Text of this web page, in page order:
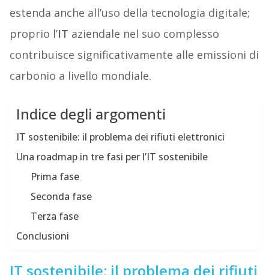
estenda anche all’uso della tecnologia digitale;
proprio l’IT aziendale nel suo complesso
contribuisce significativamente alle emissioni di
carbonio a livello mondiale.
Indice degli argomenti
IT sostenibile: il problema dei rifiuti elettronici
Una roadmap in tre fasi per l’IT sostenibile
Prima fase
Seconda fase
Terza fase
Conclusioni
IT sostenibile: il problema dei rifiuti